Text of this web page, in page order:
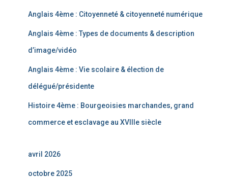
Anglais 4ème : Citoyenneté & citoyenneté numérique
Anglais 4ème : Types de documents & description
d’image/vidéo
Anglais 4ème : Vie scolaire & élection de
délégué/présidente
Histoire 4ème : Bourgeoisies marchandes, grand
commerce et esclavage au XVIIIe siècle
avril 2026
octobre 2025